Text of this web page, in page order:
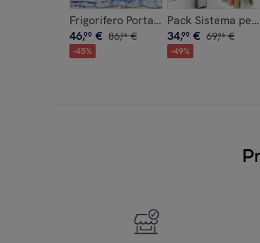
Frigorifero Portatile Rigido Lilty
46,99 € 86,36 €
-45%
Pack Sistema
34,99 € 69,06 €
-49%